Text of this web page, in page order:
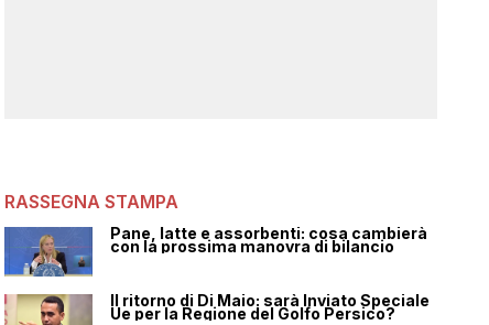
RASSEGNA STAMPA
Pane, latte e assorbenti: cosa cambierà
con la prossima manovra di bilancio
Il ritorno di Di Maio: sarà Inviato Speciale
Ue per la Regione del Golfo Persico?